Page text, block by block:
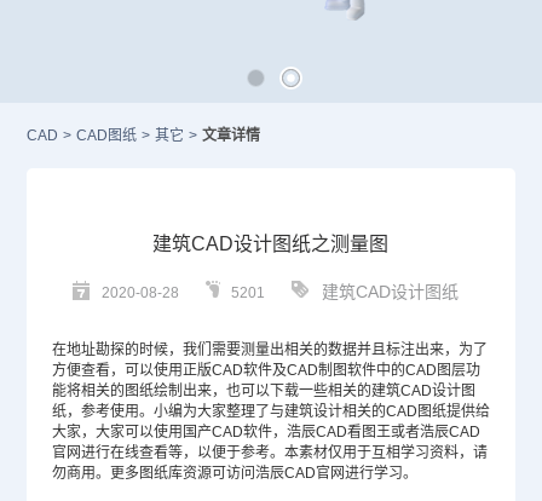
CAD > CAD图纸 > 其它 > 文章详情
建筑CAD设计图纸之测量图
2020-08-28 5201 建筑CAD设计图纸
在地址勘探的时候，我们需要测量出相关的数据并且标注出来，为了
方便查看，可以使用正版CAD软件及CAD制图软件中的CAD图层功
能将相关的图纸绘制出来，也可以下载一些相关的建筑CAD设计图
纸，参考使用。小编为大家整理了与建筑设计相关的CAD图纸提供给
大家，大家可以使用 国产CAD软件，浩辰CAD看图王或者浩辰CAD
官网进行在线查看等，以便于参考。本素材仅用于互相学习资料，请
勿商用。更多图纸库资源可访问浩辰CAD官网进行学习。